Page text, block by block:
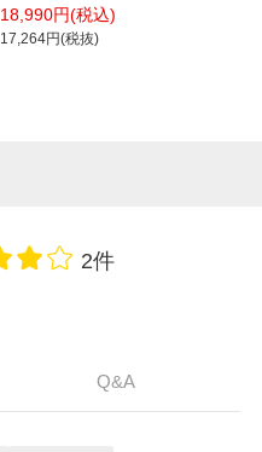
18,990円(税込)
17,264円(税抜)
2件
Q&A